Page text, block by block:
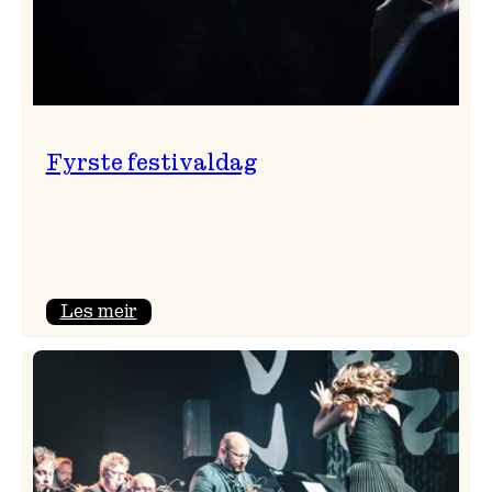
Fyrste festivaldag
Les meir: